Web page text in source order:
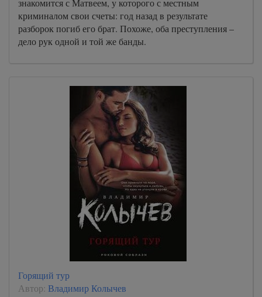
знакомится с Матвеем, у которого с местным
криминалом свои счеты: год назад в результате
разборок погиб его брат. Похоже, оба преступления –
дело рук одной и той же банды.
Горящий тур
Автор: Владимир Колычев